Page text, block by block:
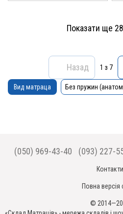
Показати ще
Назад 1 з 7
Вид матраца Без пружин
(050) 969-43-40 (093) 227-
Контакти
Повна версія
©